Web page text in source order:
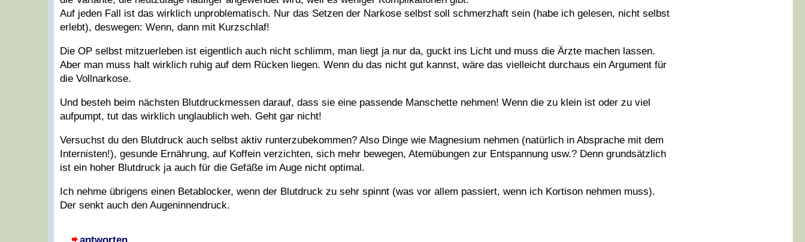
Auf jeden Fall ist das wirklich unproblematisch. Nur das Setzen der Narkose selbst soll schmerzhaft sein (habe ich gelesen, nicht selbst
erlebt), deswegen: Wenn, dann mit Kurzschlaf!
Die OP selbst mitzuerleben ist eigentlich auch nicht schlimm, man liegt ja nur da, guckt ins Licht und muss die Ärzte machen lassen.
Aber man muss halt wirklich ruhig auf dem Rücken liegen. Wenn du das nicht gut kannst, wäre das vielleicht durchaus ein Argument für
die Vollnarkose.
Und besteh beim nächsten Blutdruckmessen darauf, dass sie eine passende Manschette nehmen! Wenn die zu klein ist oder zu viel
aufpumpt, tut das wirklich unglaublich weh. Geht gar nicht!
Versuchst du den Blutdruck auch selbst aktiv runterzubekommen? Also Dinge wie Magnesium nehmen (natürlich in Absprache mit dem
Internisten!), gesunde Ernährung, auf Koffein verzichten, sich mehr bewegen, Atemübungen zur Entspannung usw.? Denn grundsätzlich
ist ein hoher Blutdruck ja auch für die Gefäße im Auge nicht optimal.
Ich nehme übrigens einen Betablocker, wenn der Blutdruck zu sehr spinnt (was vor allem passiert, wenn ich Kortison nehmen muss).
Der senkt auch den Augeninnendruck.